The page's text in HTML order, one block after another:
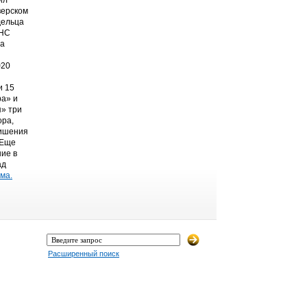
15
и
три
в
Расширенный поиск